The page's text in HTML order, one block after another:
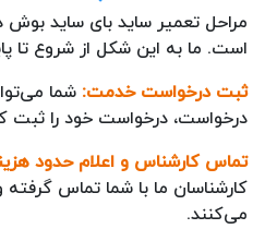
مراحل تعمیر ساید بای ساید
است. ما به این شکل از شروع تا
ثبت درخواست خدمت: شما
درخواست، درخواست خود را ثبت
تماس کارشناس و اعلام حدود
کارشناسان ما با شما تماس گرفته
می‌کنند.